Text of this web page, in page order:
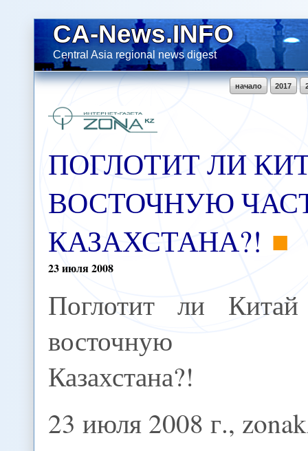
CA-News.INFO
Central Asia regional news digest
2017
начало
ПОГЛОТИТ ЛИ
ВОСТОЧНУЮ
КАЗАХСТАНА?!
23июля2008
Поглотит ли
восточную
Казахстана?!
23 июля 2008 г.,